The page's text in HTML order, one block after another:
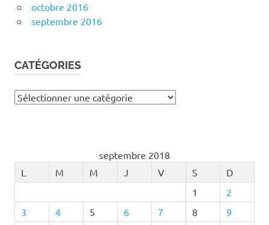
octobre 2016
septembre 2016
CATÉGORIES
Catégories
septembre 2018
L
M M J V S
D
1
2
3
4 5 6 7 8
9